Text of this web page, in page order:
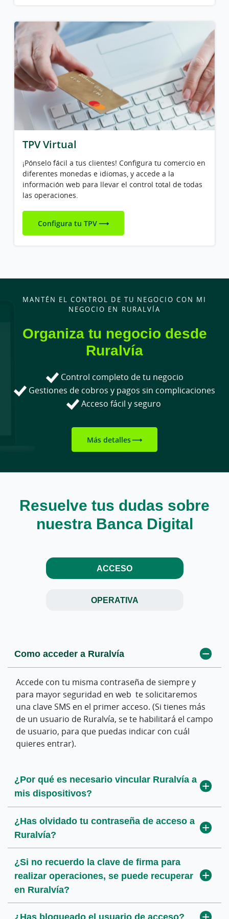
TPV Virtual
¡Pónselo fácil a tus clientes! Configura tu comercio en
diferentes monedas e idiomas, y accede a la
información web para llevar el control total de todas
las operaciones.
Configura tu TPV
MANTÉN EL CONTROL DE TU NEGOCIO CON MI
NEGOCIO EN RURALVÍA
Organiza tu negocio desde
Ruralvía
Control completo de tu negocio
Gestiones de cobros y pagos sin complicaciones
Acceso fácil y seguro
Más detalles
Resuelve tus dudas sobre
nuestra Banca Digital
ACCESO
OPERATIVA
Como acceder a Ruralvía
Accede con tu misma contraseña de siempre y
para mayor seguridad en web te solicitaremos
una clave SMS en el primer acceso. (Si tienes más
de un usuario de Ruralvía, se te habilitará el campo
de usuario, para que puedas indicar con cuál
quieres entrar).
¿Por qué es necesario vincular Ruralvía a
mis dispositivos?
¿Has olvidado tu contraseña de acceso a
Ruralvía?
¿Si no recuerdo la clave de firma para
realizar operaciones, se puede recuperar
en Ruralvía?
¿Has bloqueado el usuario de acceso?
¿Dónde puedo consultar los últimos
movimientos de mis cuentas?
En la posición global de tus cuentas en las
opciones de la derecha podrás acceder a los
movimientos de tu cuenta. Con los filtros rápidos
podrás encontrar cualquier movimiento de forma
más rápida y cómoda.
¿Necesitas imprimir un extracto?
¿Cómo dar de alta una transferencia
periódica?
¿Cómo puedo firmar un fichero o
transferencia que se ha quedado
pendiente de firma en Ruralvía?
¿Qué necesitas para poder utilizar el